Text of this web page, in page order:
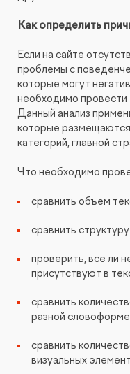
Как определить
Если на сайте
проблемы с
которые могут
необходимо провести
Данный анализ
которые
категорий, главной
Что необходимо
сравнить объем
сравнить
проверить, все ли
присутствуют в
сравнить
разной
сравнить
визуальных